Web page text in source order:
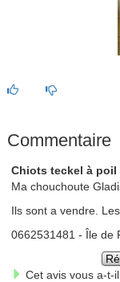
Commentaire
Chiots teckel à poil
Ma chouchoute
Ils sont a vendre.
0662531481 - Île de
Cet avis vous a-t-